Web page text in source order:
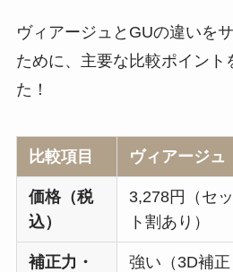
ヴィアージュとGUの違いを
ために、主要な比較ポイント
た！
比較項目 ヴィアージュ
価格（税
込）
3,278円（セッ
ト割あり）
補正力・
強い（3D補正